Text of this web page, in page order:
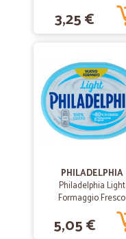
3,25 €
PHILADELPHIA
Philadelphia Light
Formaggio Fresco
Spalmabile - 210g
5,05 €